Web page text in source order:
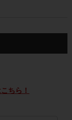
ちら！